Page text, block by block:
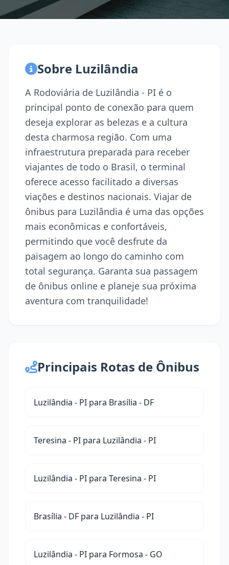
Sobre Luzilândia
A Rodoviária de Luzilândia - PI é o
principal ponto de conexão para quem
deseja explorar as belezas e a cultura
desta charmosa região. Com uma
infraestrutura preparada para receber
viajantes de todo o Brasil, o terminal
oferece acesso facilitado a diversas
viações e destinos nacionais. Viajar de
ônibus para Luzilândia é uma das opções
mais econômicas e confortáveis,
permitindo que você desfrute da
paisagem ao longo do caminho com
total segurança. Garanta sua passagem
de ônibus online e planeje sua próxima
aventura com tranquilidade!
Principais Rotas de Ônibus
Luzilândia - PI para Brasília - DF
Teresina - PI para Luzilândia - PI
Luzilândia - PI para Teresina - PI
Brasília - DF para Luzilândia - PI
Luzilândia - PI para Formosa - GO